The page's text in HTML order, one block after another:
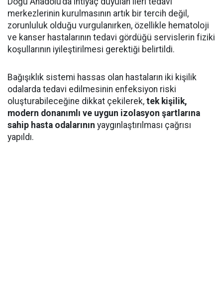
merkezlerinin kurulmasının artık bir tercih değil,
zorunluluk olduğu vurgulanırken, özellikle hematoloji
ve kanser hastalarının tedavi gördüğü servislerin fiziki
koşullarının iyileştirilmesi gerektiği belirtildi.
Bağışıklık sistemi hassas olan hastaların iki kişilik
odalarda tedavi edilmesinin enfeksiyon riski
oluşturabileceğine dikkat çekilerek, tek kişilik,
modern donanımlı ve uygun izolasyon şartlarına
sahip hasta odalarının yaygınlaştırılması çağrısı
yapıldı.